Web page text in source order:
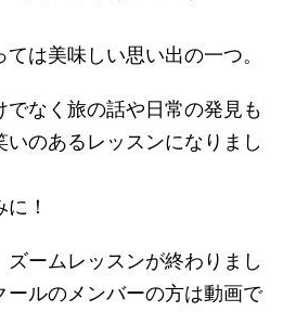
は美味しい思い出の一つ。
でなく旅の話や日常の発見も
のあるレッスンになりまし
！
ズームレッスンが終わりまし
ールのメンバーの方は動画で